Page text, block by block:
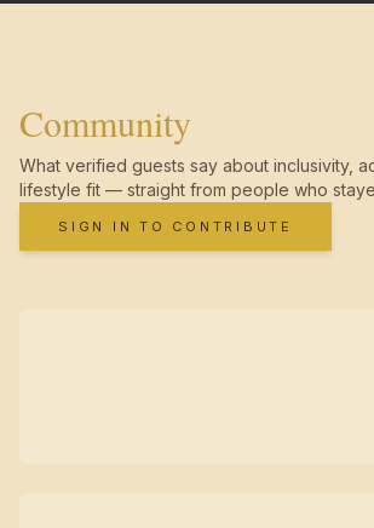
Community
What verified guests say about inclusivity,
lifestyle fit — straight from people who
SIGN IN TO CONTRIBUTE